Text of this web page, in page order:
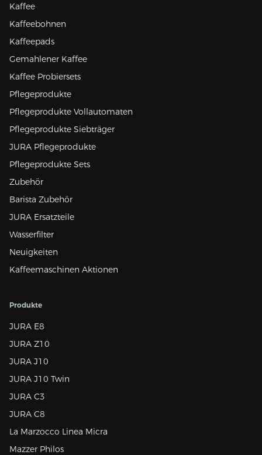
Kaffee
Kaffeebohnen
Kaffeepads
Gemahlener Kaffee
Kaffee Probiersets
Pflegeprodukte
Pflegeprodukte Vollautomaten
Pflegeprodukte Siebträger
JURA Pflegeprodukte
Pflegeprodukte Sets
Zubehör
Barista Zubehör
JURA Ersatzteile
Wasserfilter
Neuigkeiten
Kaffeemaschinen Aktionen
Produkte
JURA E8
JURA Z10
JURA J10
JURA J10 Twin
JURA C3
JURA C8
La Marzocco Linea Micra
Mazzer Philos